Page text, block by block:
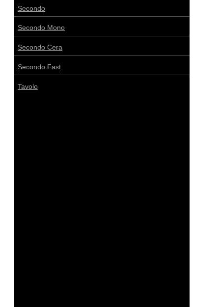
Secondo
Secondo Mono
Secondo Cera
Secondo Fast
Tavolo